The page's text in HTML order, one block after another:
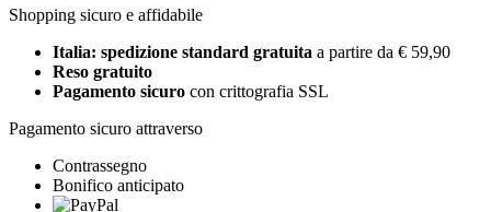
Shopping sicuro e affidabile
Italia: spedizione standard gratuita a partire da € 59,90
Reso gratuito
Pagamento sicuro con crittografia SSL
Pagamento sicuro attraverso
Contrassegno
Bonifico anticipato